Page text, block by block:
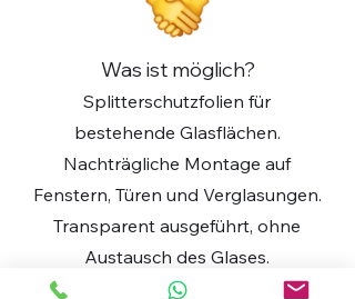
Was ist möglich?
Splitterschutzfolien für
bestehende Glasflächen.
Nachträgliche Montage auf
Fenstern, Türen und Verglasungen.
Transparent ausgeführt, ohne
Austausch des Glases.